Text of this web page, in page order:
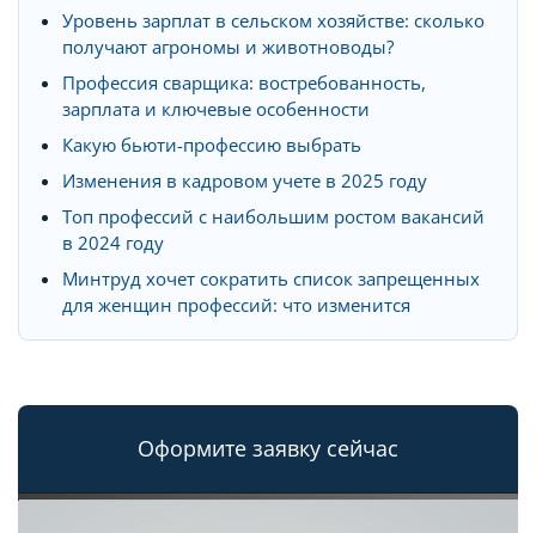
Уровень зарплат в сельском хозяйстве: сколько
получают агрономы и животноводы?
Профессия сварщика: востребованность,
зарплата и ключевые особенности
Какую бьюти-профессию выбрать
Изменения в кадровом учете в 2025 году
Топ профессий с наибольшим ростом вакансий
в 2024 году
Минтруд хочет сократить список запрещенных
для женщин профессий: что изменится
Оформите заявку сейчас